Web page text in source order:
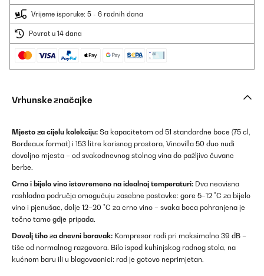
Vrijeme isporuke: 5 - 6 radnih dana
Povrat u 14 dana
Vrhunske značajke
Mjesto za cijelu kolekciju: Sa kapacitetom od 51 standardne boce (75 cl,
Bordeaux format) i 153 litre korisnog prostora, Vinovilla 50 duo nudi
dovoljno mjesta – od svakodnevnog stolnog vina do pažljivo čuvane
berbe.
Crno i bijelo vino istovremeno na idealnoj temperaturi: Dva neovisna
rashladna područja omogućuju zasebne postavke: gore 5–12 °C za bijelo
vino i pjenušac, dolje 12–20 °C za crno vino – svaka boca pohranjena je
točno tamo gdje pripada.
Dovolj tiho za dnevni boravak: Kompresor radi pri maksimalno 39 dB –
tiše od normalnog razgovora. Bilo ispod kuhinjskog radnog stola, na
kućnom baru ili u blagovaonici: rad je gotovo neprimjetan.